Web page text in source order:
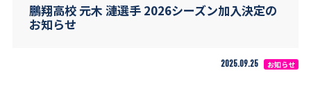
鵬翔高校 元木 漣選手 2026シーズン加入決定の
お知らせ
2025.09.25 お知らせ